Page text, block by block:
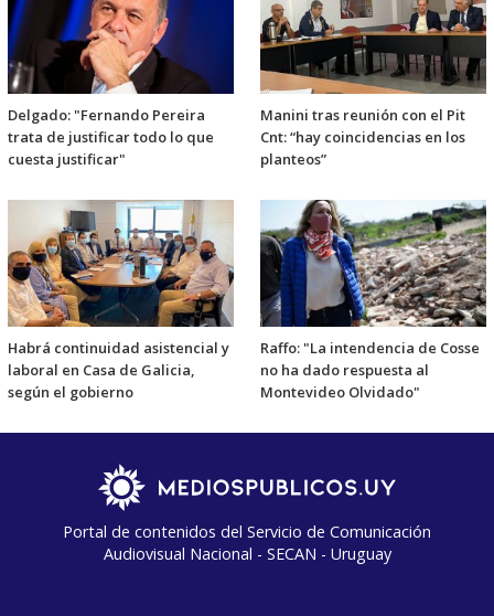
Delgado: "Fernando Pereira
trata de justificar todo lo que
cuesta justificar"
Manini tras reunión con el Pit
Cnt: “hay coincidencias en los
planteos”
Habrá continuidad asistencial y
laboral en Casa de Galicia,
según el gobierno
Raffo: "La intendencia de Cosse
no ha dado respuesta al
Montevideo Olvidado"
Portal de contenidos del Servicio de Comunicación
Audiovisual Nacional - SECAN - Uruguay